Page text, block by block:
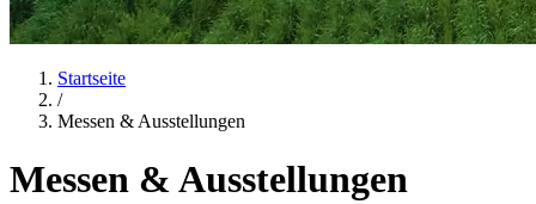
Startseite
/
Messen & Ausstellungen
Messen & Ausstellungen